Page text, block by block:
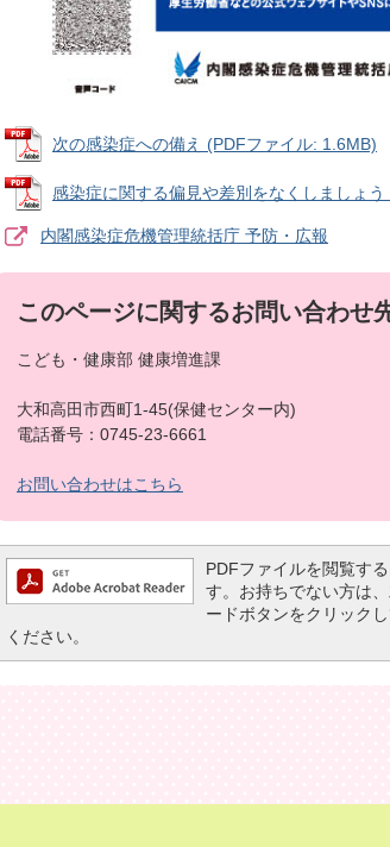
次の感染症への備え (PDFファイル: 1.6MB)
感染症に関する偏見や差別をなくしましょ
内閣感染症危機管理統括庁 予防・広報
このページに関するお問い合わせ
こども・健康部 健康増進課
大和高田市西町1-45(保健センター内)
電話番号：0745-23-6661
お問い合わせはこちら
PDFファイルを閲覧す
す。お持ちでない方は
ードボタンをクリック
ください。